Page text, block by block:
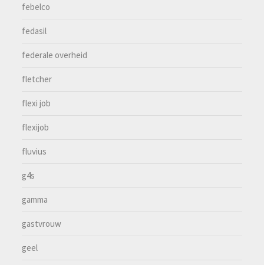
febelco
fedasil
federale overheid
fletcher
flexi job
flexijob
fluvius
g4s
gamma
gastvrouw
geel